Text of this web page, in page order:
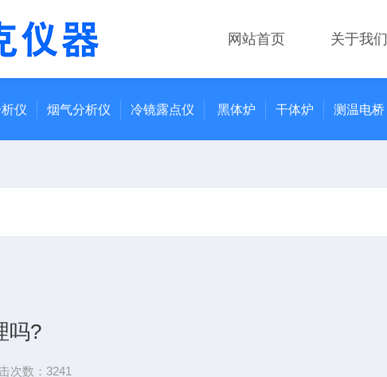
网站首页 关于我们
仪 烟气分析仪 冷镜露点仪 黑体炉 干体炉 测温电桥
吗?
次数：3241